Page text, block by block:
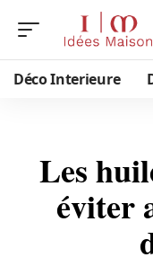
Déco Interieure
Les
éviter